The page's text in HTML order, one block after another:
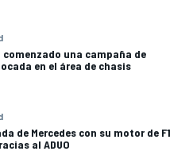
comenzado una campaña de
en el área de chasis
de Mercedes con su motor de F1
al ADUO